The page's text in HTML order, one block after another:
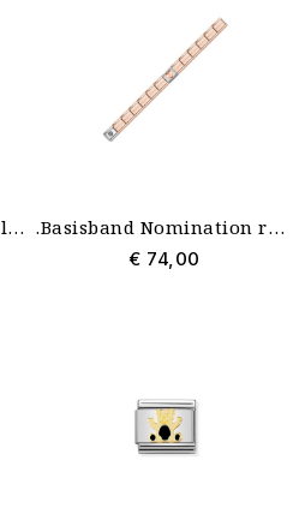
.Basisband Nomination blauw 18 schakels nieuw met Style Icon Link en zilveren schakel .Basisband Nomination rosé 18 schakels nieuw met Style Icon Link en 9k rosé schakel
€ 74,00